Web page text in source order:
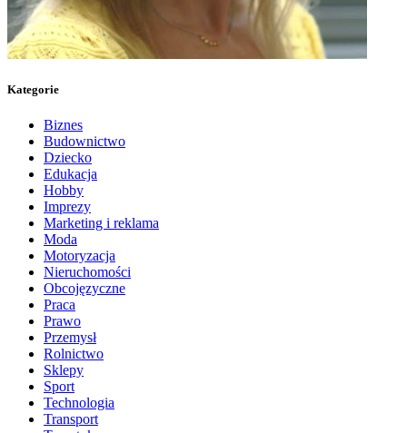
Kategorie
Biznes
Budownictwo
Dziecko
Edukacja
Hobby
Imprezy
Marketing i reklama
Moda
Motoryzacja
Nieruchomości
Obcojęzyczne
Praca
Prawo
Przemysł
Rolnictwo
Sklepy
Sport
Technologia
Transport